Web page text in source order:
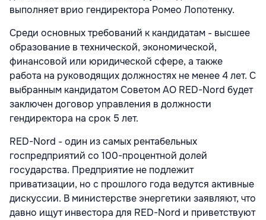
выполняет врио гендиректора Ромео Лопотенку.
Среди основных требований к кандидатам - высшее
образование в технической, экономической,
финансовой или юридической сфере, а также
работа на руководящих должностях не менее 4 лет. С
выбранным кандидатом Советом АО RED-Nord будет
заключен договор управления в должности
гендиректора на срок 5 лет.
RED-Nord - один из самых рентабельных
госпредприятий со 100-процентной долей
государства. Предприятие не подлежит
приватизации, но с прошлого года ведутся активные
дискуссии. В министерстве энергетики заявляют, что
давно ищут инвестора для RED-Nord и приветствуют